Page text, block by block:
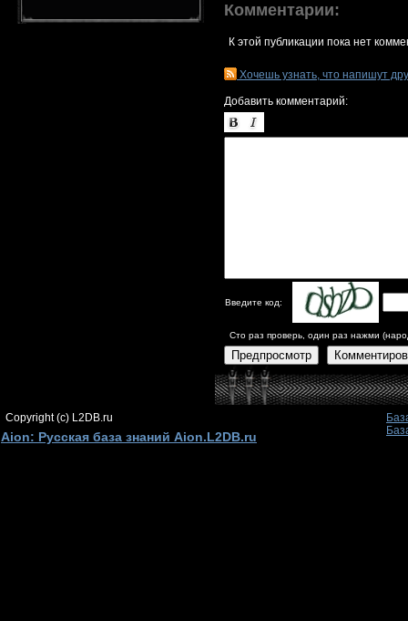
Комментарии:
К этой публикации пока нет
Хочешь узнать, что напишут
Добавить комментарий:
Введите код:
Сто раз проверь, один раз нажми
Предпросмотр
Copyright (c) L2DB.ru
Aion: Русская база знаний Aion.L2DB.ru